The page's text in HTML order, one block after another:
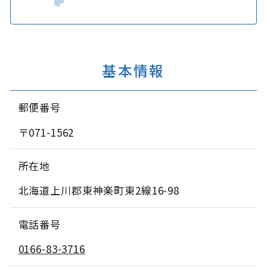
基本情報
郵便番号
〒071-1562
所在地
北海道上川郡東神楽町東2線16-98
電話番号
0166-83-3716